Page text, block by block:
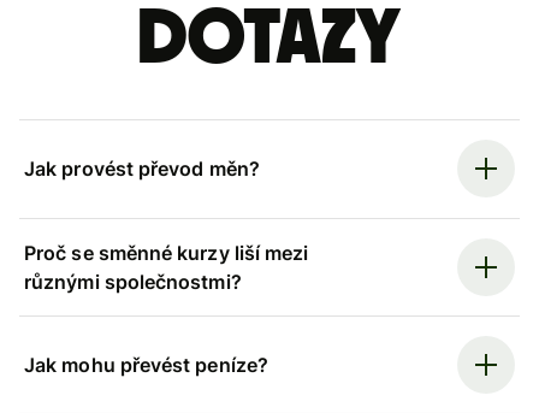
dotazy
Jak provést převod měn?
Proč se směnné kurzy liší mezi
různými společnostmi?
Jak mohu převést peníze?